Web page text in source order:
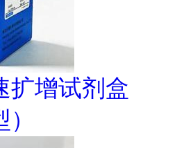
扩增试剂盒